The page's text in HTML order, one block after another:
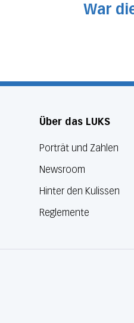
War
Über das LUKS
Porträt und Zahlen
Newsroom
Hinter den Kulissen
Reglemente